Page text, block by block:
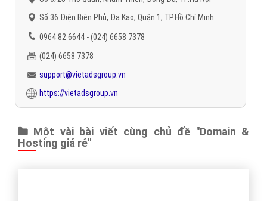
Số 36 Điện Biên Phủ, Đa Kao, Quận 1, TP.Hồ Chí Minh
0964 82 6644 - (024) 6658 7378
(024) 6658 7378
support@vietadsgroup.vn
https://vietadsgroup.vn
Một vài bài viết cùng chủ đề "Domain &
Hosting giá rẻ"